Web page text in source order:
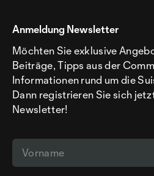
Anmeldung Newsletter
Möchten Sie exklusive
Beiträge, Tipps aus der
Informationen rund um die
Dann registrieren Sie sich
Newsletter!